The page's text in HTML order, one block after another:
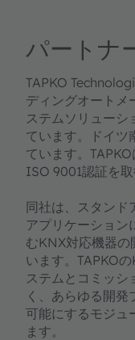
パートナ
TAPKO
ディングオートメ
ステムソリューシ
ています。ドイツ
ています。
ISO 9001認証を取
同社は、スタンド
アプリケーション
むKNX対応機器の
います。TAPKO
ステムとコミッシ
く、あらゆる開
可能にするモジュ
ます。